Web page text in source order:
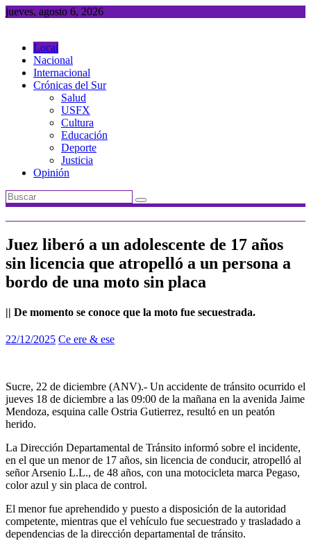
Saltar
jueves, agosto 6, 2026
Local
Nacional
Internacional
Crónicas del Sur
Salud
USFX
Cultura
Educación
Deporte
Justicia
Opinión
Juez liberó a un adolescente de 17 años
sin licencia que atropelló a un persona a
bordo de una moto sin placa
|| De momento se conoce que la moto fue secuestrada.
22/12/2025 Ce ere & ese
Sucre, 22 de diciembre (ANV).- Un accidente de tránsito ocurrido el
jueves 18 de diciembre a las 09:00 de la mañana en la avenida Jaime
Mendoza, esquina calle Ostria Gutierrez, resultó en un peatón
herido.
La Dirección Departamental de Tránsito informó sobre el incidente,
en el que un menor de 17 años, sin licencia de conducir, atropelló al
señor Arsenio L.L., de 48 años, con una motocicleta marca Pegaso,
color azul y sin placa de control.
El menor fue aprehendido y puesto a disposición de la autoridad
competente, mientras que el vehículo fue secuestrado y trasladado a
dependencias de la dirección departamental de tránsito.